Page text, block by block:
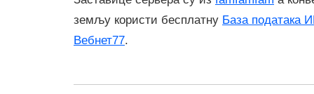
земљу користи бесплатну База података
Вебнет77.